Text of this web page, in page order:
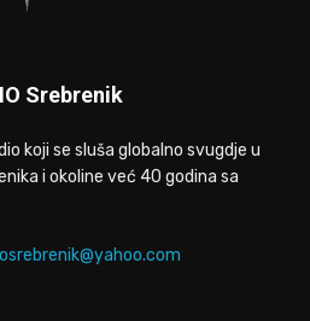
Srebrenik
koji se sluša globalno svugdje u
i okoline već 40 godina sa